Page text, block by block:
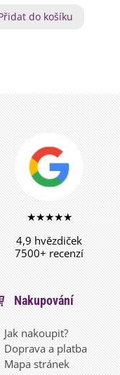
do košíku
★★★★★
4,9 hvězdiček
7500+ recenzí
Nakupování
Jak nakoupit?
Doprava a platba
Mapa stránek